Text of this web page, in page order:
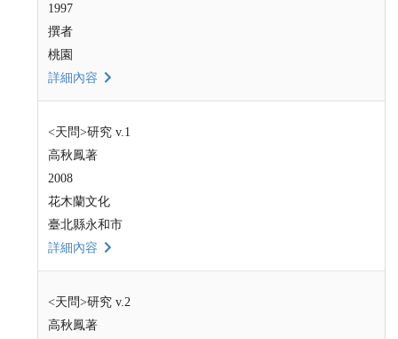
1997
撰者
桃園
詳細內容
<天問>研究 v.1
高秋鳳著
2008
花木蘭文化
臺北縣永和市
詳細內容
<天問>研究 v.2
高秋鳳著